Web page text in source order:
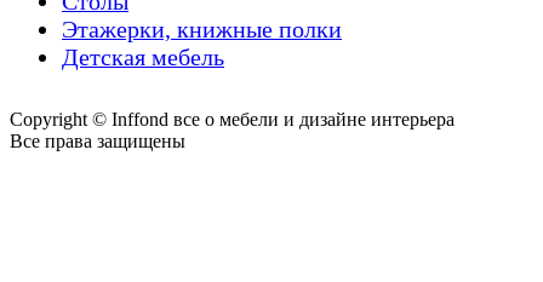
Этажерки, книжные полки
Детская мебель
Copyright © Inffond все о мебели и дизайне интерьера
Все права защищены